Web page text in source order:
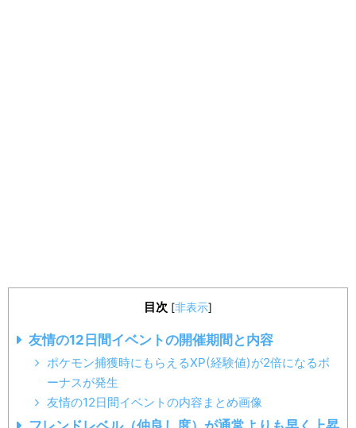
目次 [非表示]
友情の12日間イベントの開催期間と内容
ポケモン捕獲時にもらえるXP(経験値)が2倍になるボ
ーナスが発生
友情の12日間イベントの内容まとめ画像